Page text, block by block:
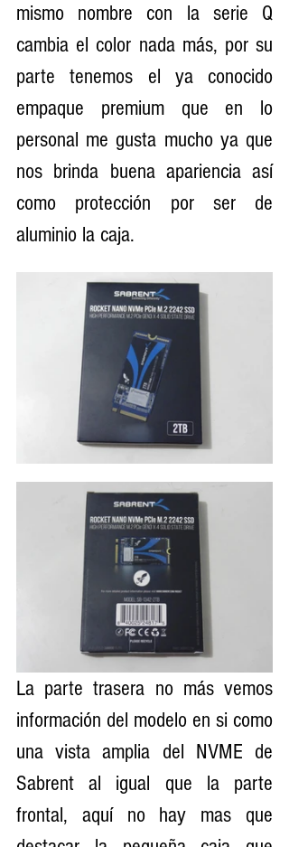
mismo nombre con la serie Q
cambia el color nada más, por su
parte tenemos el ya conocido
empaque premium que en lo
personal me gusta mucho ya que
nos brinda buena apariencia así
como protección por ser de
aluminio la caja.
La parte trasera no más vemos
información del modelo en si como
una vista amplia del NVME de
Sabrent al igual que la parte
frontal, aquí no hay mas que